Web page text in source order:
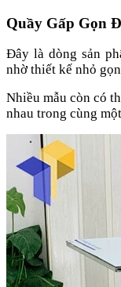
Quầy Gấp Gọn
Đây là dòng sản
nhờ thiết kế nhỏ
Nhiều mẫu còn có
nhau trong cùng